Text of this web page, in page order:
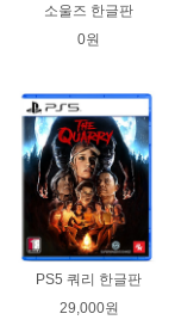
소울즈 한글판
0원
PS5 쿼리 한글판
29,000원